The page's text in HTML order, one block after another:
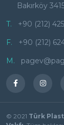
Bakırköy
T.
+90 (212)
F.
+90 (212)
M.
© 2021 Türk